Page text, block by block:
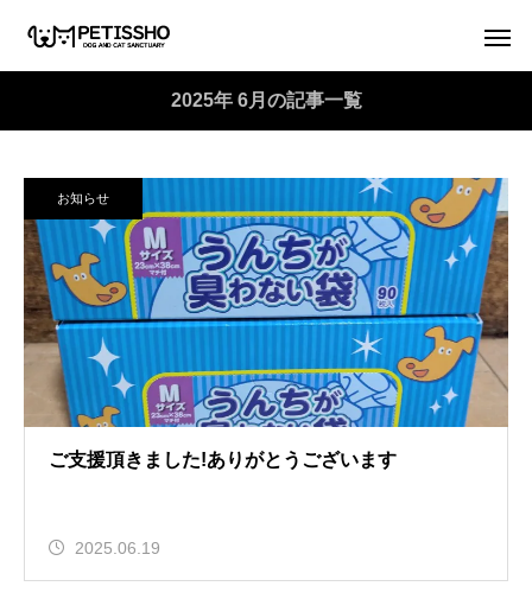
2025年 6月の記事一覧
お知らせ
ご支援頂きました!ありがとうございます
2025.06.19